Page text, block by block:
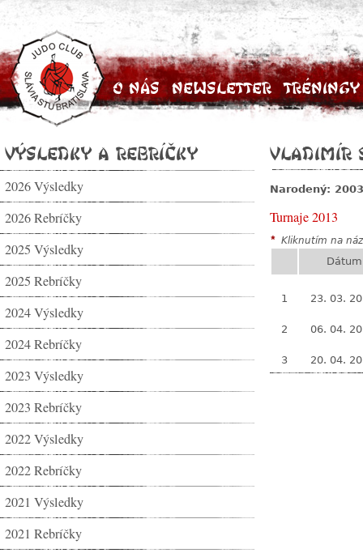
O nás Newsletter Tréningy
Výsledky a rebríčky
2026 Výsledky
2026 Rebríčky
2025 Výsledky
2025 Rebríčky
2024 Výsledky
2024 Rebríčky
2023 Výsledky
2023 Rebríčky
2022 Výsledky
2022 Rebríčky
2021 Výsledky
2021 Rebríčky
Vladimír
Narodený: 2003
Turnaje 2013
* Kliknutím na
Dátum
1 23. 03.
2 06. 04.
3 20. 04.